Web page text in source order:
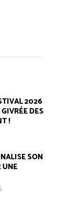
2026
DES
!
SON
UNE